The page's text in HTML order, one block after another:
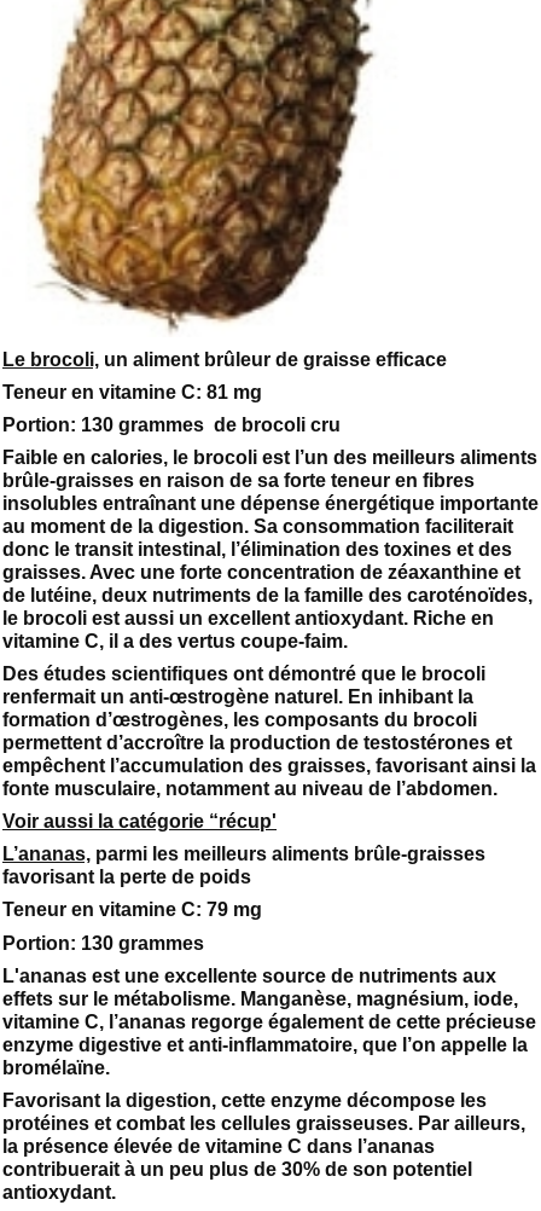
Le brocoli, un aliment brûleur de graisse efficace
Teneur en vitamine C: 81 mg
Portion: 130 grammes de brocoli cru
Faible en calories, le brocoli est l’un des meilleurs aliments
brûle-graisses en raison de sa forte teneur en fibres
insolubles entraînant une dépense énergétique importante
au moment de la digestion. Sa consommation faciliterait
donc le transit intestinal, l’élimination des toxines et des
graisses. Avec une forte concentration de zéaxanthine et
de lutéine, deux nutriments de la famille des caroténoïdes,
le brocoli est aussi un excellent antioxydant. Riche en
vitamine C, il a des vertus coupe-faim.
Des études scientifiques ont démontré que le brocoli
renfermait un anti-œstrogène naturel. En inhibant la
formation d’œstrogènes, les composants du brocoli
permettent d’accroître la production de testostérones et
empêchent l’accumulation des graisses, favorisant ainsi la
fonte musculaire, notamment au niveau de l’abdomen.
Voir aussi la catégorie “récup'
L’ananas, parmi les meilleurs aliments brûle-graisses
favorisant la perte de poids
Teneur en vitamine C: 79 mg
Portion: 130 grammes
L'ananas est une excellente source de nutriments aux
effets sur le métabolisme. Manganèse, magnésium, iode,
vitamine C, l’ananas regorge également de cette précieuse
enzyme digestive et anti-inflammatoire, que l’on appelle la
bromélaïne.
Favorisant la digestion, cette enzyme décompose les
protéines et combat les cellules graisseuses. Par ailleurs,
la présence élevée de vitamine C dans l’ananas
contribuerait à un peu plus de 30% de son potentiel
antioxydant.